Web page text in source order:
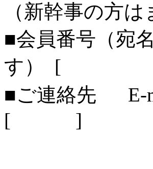
（新幹事の方
■会員番号（宛
す）
■ご連絡
[ ]